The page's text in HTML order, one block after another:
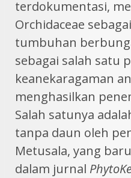
terdokumentasi,
Orchidaceae
tumbuhan
sebagai salah satu
keanekaragaman
menghasilkan
Salah satunya
tanpa daun oleh
Metusala, yang
dalam jurnal